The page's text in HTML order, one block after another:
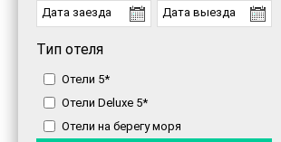
Тип отеля
Отели 5*
Отели Deluxe 5*
Отели на берегу моря